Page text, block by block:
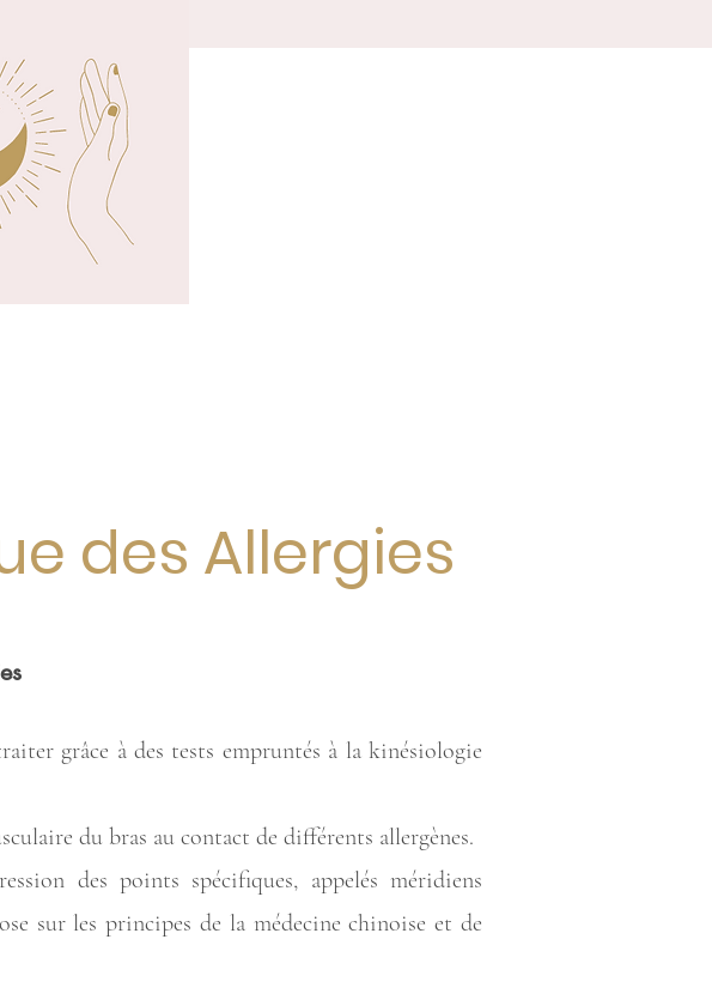
des Allergies
grâce à des tests empruntés à la kinésiologie
du bras au contact de différents allergènes.
des points spécifiques, appelés méridiens
sur les principes de la médecine chinoise et de